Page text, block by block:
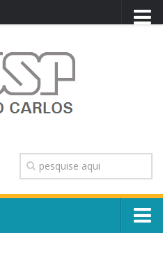
TRANSPARÊNCIA
OUVIDORIA
CONTATO